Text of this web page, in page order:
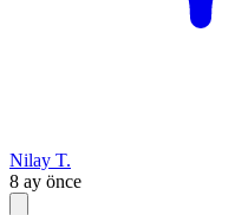
Nilay T.
8 ay önce